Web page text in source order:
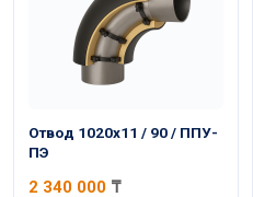
Отвод 1020x11 / 90 / ППУ-
ПЭ
2 340 000 ₸